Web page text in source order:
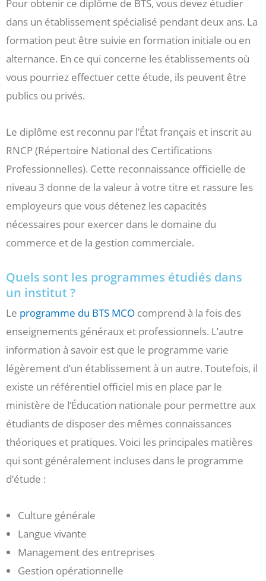
Pour obtenir ce diplôme de BTS, vous devez étudier
dans un établissement spécialisé pendant deux ans. La
formation peut être suivie en formation initiale ou en
alternance. En ce qui concerne les établissements où
vous pourriez effectuer cette étude, ils peuvent être
publics ou privés.
Le diplôme est reconnu par l’État français et inscrit au
RNCP (Répertoire National des Certifications
Professionnelles). Cette reconnaissance officielle de
niveau 3 donne de la valeur à votre titre et rassure les
employeurs que vous détenez les capacités
nécessaires pour exercer dans le domaine du
commerce et de la gestion commerciale.
Quels sont les programmes étudiés dans
un institut ?
Le programme du BTS MCO comprend à la fois des
enseignements généraux et professionnels. L’autre
information à savoir est que le programme varie
légèrement d’un établissement à un autre. Toutefois, il
existe un référentiel officiel mis en place par le
ministère de l’Éducation nationale pour permettre aux
étudiants de disposer des mêmes connaissances
théoriques et pratiques. Voici les principales matières
qui sont généralement incluses dans le programme
d’étude :
Culture générale
Langue vivante
Management des entreprises
Gestion opérationnelle